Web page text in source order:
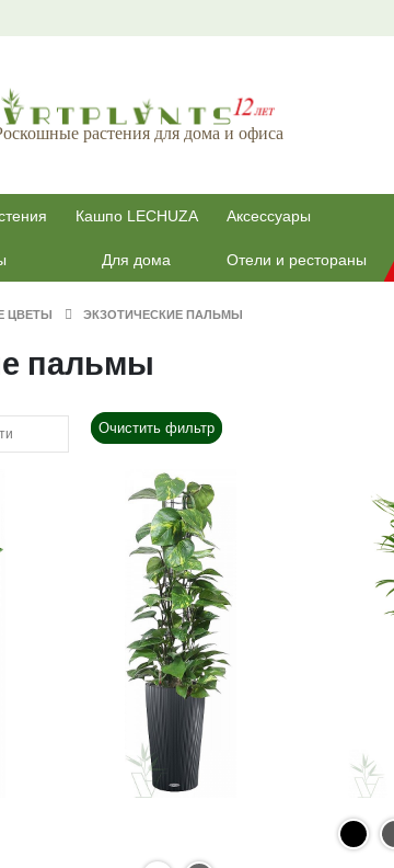
растения для дома и офиса
Кашпо LECHUZA Аксессуары
Для дома Отели и рестораны
ЦВЕТЫ ЭКЗОТИЧЕСКИЕ ПАЛЬМЫ
пальмы
Очистить фильтр